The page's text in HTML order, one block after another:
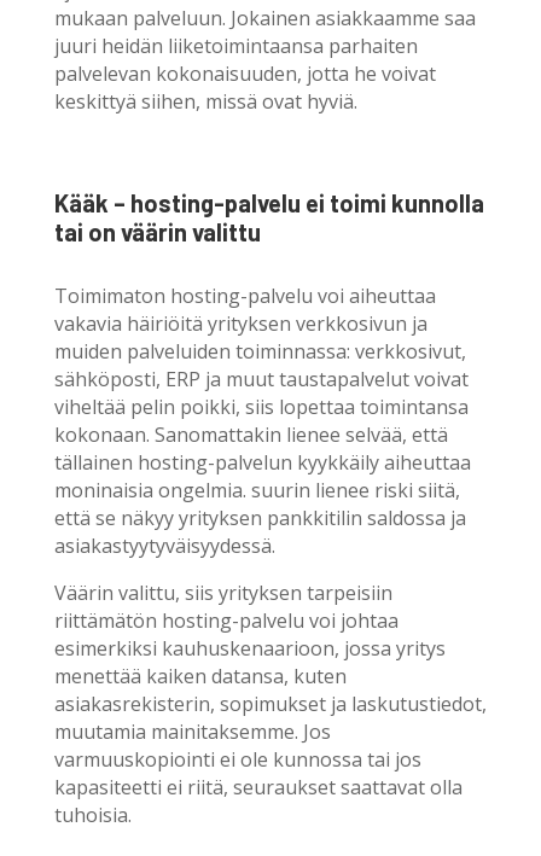
mukaan palveluun. Jokainen asiakkaamme saa
juuri heidän liiketoimintaansa parhaiten
palvelevan kokonaisuuden, jotta he voivat
keskittyä siihen, missä ovat hyviä.
Kääk – hosting-palvelu ei toimi kunnolla
tai on väärin valittu
Toimimaton hosting-palvelu voi aiheuttaa
vakavia häiriöitä yrityksen verkkosivun ja
muiden palveluiden toiminnassa: verkkosivut,
sähköposti, ERP ja muut taustapalvelut voivat
viheltää pelin poikki, siis lopettaa toimintansa
kokonaan. Sanomattakin lienee selvää, että
tällainen hosting-palvelun kyykkäily aiheuttaa
moninaisia ongelmia. suurin lienee riski siitä,
että se näkyy yrityksen pankkitilin saldossa ja
asiakastyytyväisyydessä.
Väärin valittu, siis yrityksen tarpeisiin
riittämätön hosting-palvelu voi johtaa
esimerkiksi kauhuskenaarioon, jossa yritys
menettää kaiken datansa, kuten
asiakasrekisterin, sopimukset ja laskutustiedot,
muutamia mainitaksemme. Jos
varmuuskopiointi ei ole kunnossa tai jos
kapasiteetti ei riitä, seuraukset saattavat olla
tuhoisia.